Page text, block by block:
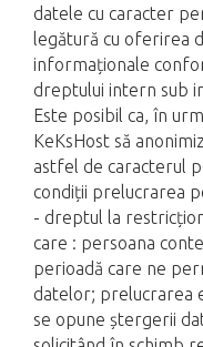
datele cu caracter
legătură cu oferirea
informaționale
dreptului intern sub
Este posibil ca, în
KeKsHost să
astfel de caracterul
condiții prelucrarea
- dreptul la
care : persoana
perioadă care ne
datelor; prelucrarea
se opune ștergerii